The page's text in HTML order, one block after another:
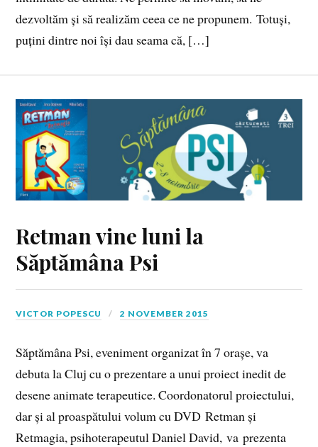
dezvoltăm și să realizăm ceea ce ne propunem. Totuși,
puțini dintre noi își dau seama că, […]
Retman vine luni la
Săptămâna Psi
VICTOR POPESCU 2 NOVEMBER 2015
Săptămâna Psi, eveniment organizat în 7 orașe, va
debuta la Cluj cu o prezentare a unui proiect inedit de
desene animate terapeutice. Coordonatorul proiectului,
dar și al proaspătului volum cu DVD Retman și
Retmagia, psihoterapeutul Daniel David, va prezenta